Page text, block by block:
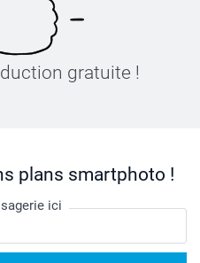
gratuite !
plans smartphoto !
ici